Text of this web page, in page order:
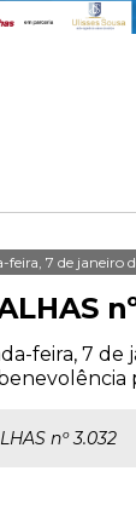
feira, 7 de janeiro
feira, 7 de
nº 3.032